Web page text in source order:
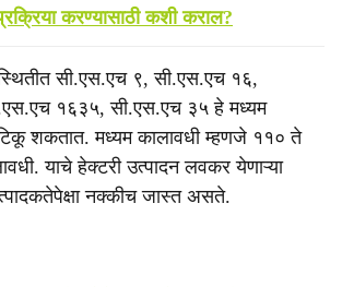
करण्यासाठी कशी कराल?
सी.एस.एच ९, सी.एस.एच १६,
१६३५, सी.एस.एच ३५ हे मध्यम
शकतात. मध्यम कालावधी म्हणजे ११० ते
याचे हेक्टरी उत्पादन लवकर येणाऱ्या
नक्कीच जास्त असते.